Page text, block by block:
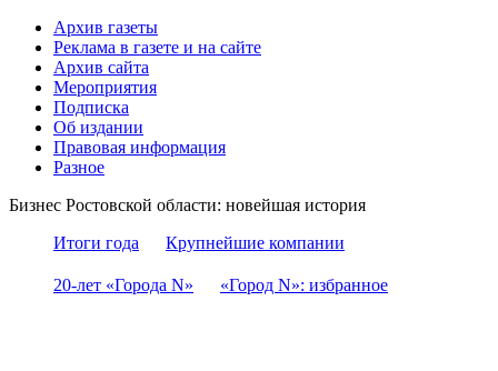
Архив газеты
Реклама в газете и на сайте
Архив сайта
Мероприятия
Подписка
Об издании
Правовая информация
Разное
Бизнес Ростовской области: новейшая история
Итоги года
Крупнейшие компании
20-лет «Города N» «Город N»: избранное